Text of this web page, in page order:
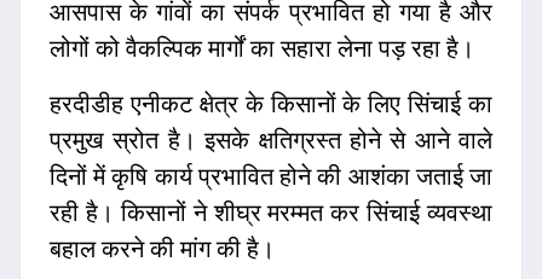
आसपास के गांवों का संपर्क प्रभावित हो गया है और
लोगों को वैकल्पिक मार्गों का सहारा लेना पड़ रहा है।
हरदीडीह एनीकट क्षेत्र के किसानों के लिए सिंचाई का
प्रमुख स्रोत है। इसके क्षतिग्रस्त होने से आने वाले
दिनों में कृषि कार्य प्रभावित होने की आशंका जताई जा
रही है। किसानों ने शीघ्र मरम्मत कर सिंचाई व्यवस्था
बहाल करने की मांग की है।